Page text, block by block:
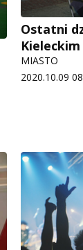
Ostatni
MIASTO
2020.10.09